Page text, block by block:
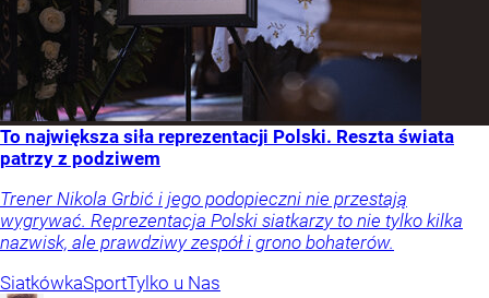
To największa siła reprezentacji Polski. Reszta świata
patrzy z podziwem
Trener Nikola Grbić i jego podopieczni nie przestają
wygrywać. Reprezentacja Polski siatkarzy to nie tylko kilka
nazwisk, ale prawdziwy zespół i grono bohaterów.
SiatkówkaSportTylko u Nas